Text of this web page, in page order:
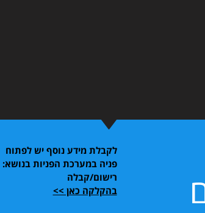
לקבלת מידע נוסף יש לפתוח
פניה במערכת הפניות בנושא:
רישום/קבלה
בהקלקה כאן >>